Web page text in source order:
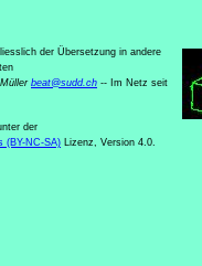
der Übersetzung in andere
beat@sudd.ch -- Im Netz seit
der
(BY-NC-SA) Lizenz, Version 4.0.